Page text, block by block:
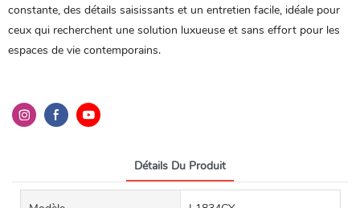
constante, des détails saisissants et un entretien facile, idéale pour
ceux qui recherchent une solution luxueuse et sans effort pour les
espaces de vie contemporains.
Détails Du Produit